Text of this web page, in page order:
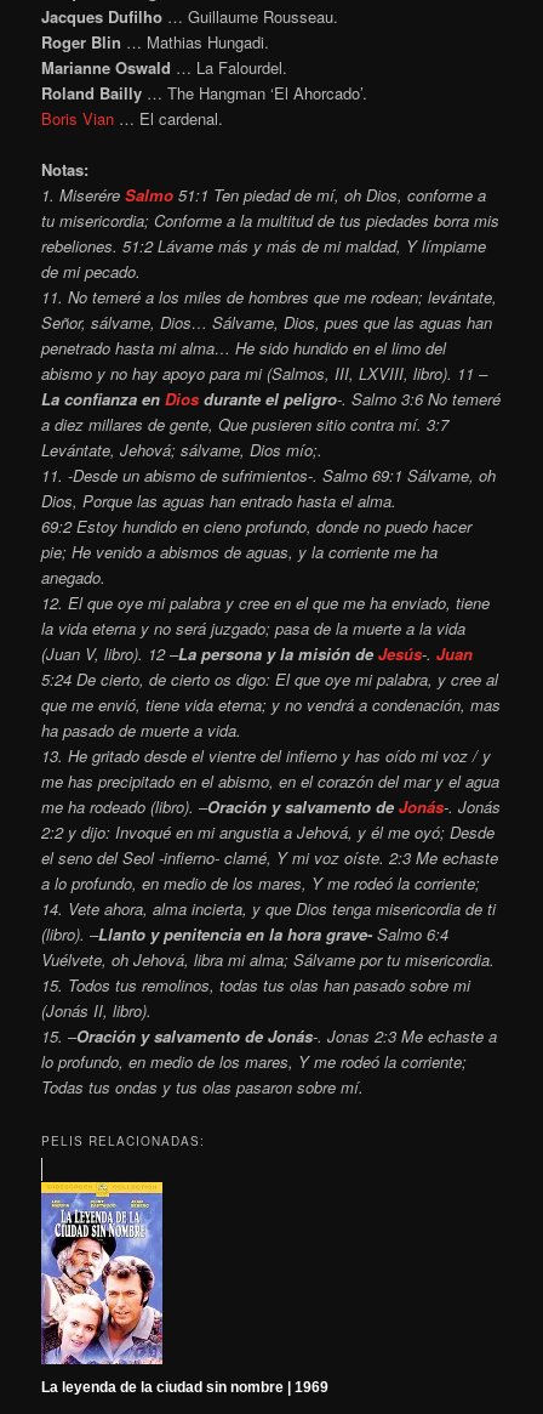
Jacques Dufilho … Guillaume Rousseau.
Roger Blin … Mathias Hungadi.
Marianne Oswald … La Falourdel.
Roland Bailly … The Hangman ‘El Ahorcado’.
Boris Vian … El cardenal.
Notas:
1. MiseréreSalmo 51:1 Ten piedad de mí, oh Dios, conforme a
tu misericordia; Conforme a la multitud de tus piedades borra mis
rebeliones. 51:2 Lávame más y más de mi maldad, Y límpiame
de mi pecado.
11. No temeré a los miles de hombres que me rodean; levántate,
Señor, sálvame, Dios… Sálvame, Dios, pues que las aguas han
penetrado hasta mi alma… He sido hundido en el limo del
abismo y no hay apoyo para mi (Salmos, III, LXVIII, libro). 11 –
La confianza en Dios durante el peligro-. Salmo 3:6 No temeré
a diez millares de gente, Que pusieren sitio contra mí. 3:7
Levántate, Jehová; sálvame, Dios mío;.
11. -Desde un abismo de sufrimientos-. Salmo 69:1 Sálvame, oh
Dios, Porque las aguas han entrado hasta el alma.
69:2 Estoy hundido en cieno profundo, donde no puedo hacer
pie; He venido a abismos de aguas, y la corriente me ha
anegado.
12. El que oye mi palabra y cree en el que me ha enviado, tiene
la vida eterna y no será juzgado; pasa de la muerte a la vida
(Juan V, libro). 12 –La persona y la misión deJesús-. Juan
5:24 De cierto, de cierto os digo: El que oye mi palabra, y cree al
que me envió, tiene vida eterna; y no vendrá a condenación, mas
ha pasado de muerte a vida.
13. He gritado desde el vientre del infierno y has oído mi voz / y
me has precipitado en el abismo, en el corazón del mar y el agua
me ha rodeado (libro). –Oración y salvamento deJonás-. Jonás
2:2 y dijo: Invoqué en mi angustia a Jehová, y él me oyó; Desde
el seno del Seol -infierno- clamé, Y mi voz oíste. 2:3 Me echaste
a lo profundo, en medio de los mares, Y me rodeó la corriente;
14. Vete ahora, alma incierta, y que Dios tenga misericordia de ti
(libro). –Llanto y penitencia en la hora grave-Salmo 6:4
Vuélvete, oh Jehová, libra mi alma; Sálvame por tu misericordia.
15. Todos tus remolinos, todas tus olas han pasado sobre mi
(Jonás II, libro).
15. –Oración y salvamento de Jonás-. Jonas 2:3 Me echaste a
lo profundo, en medio de los mares, Y me rodeó la corriente;
Todas tus ondas y tus olas pasaron sobre mí.
PELIS RELACIONADAS:
La leyenda de la ciudad sin nombre | 1969